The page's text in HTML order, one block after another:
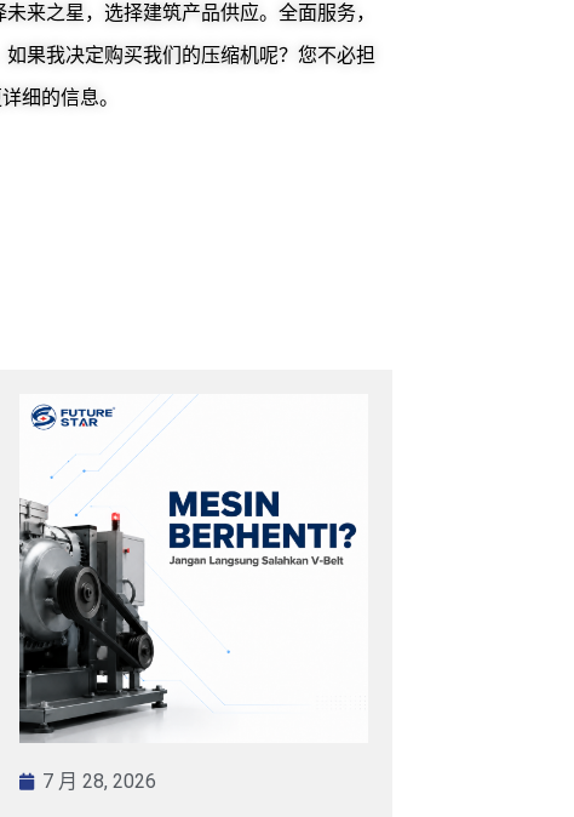
来之星，选择建筑产品供应。全面服务，
果我决定购买我们的压缩机呢？您不必担
细的信息。
7 月 28, 2026